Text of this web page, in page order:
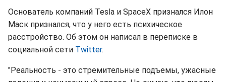
Основатель компаний Tesla и SpaceX признался Илон
Маск признался, что у него есть психическое
расстройство. Об этом он написал в переписке в
социальной сети Twitter.
"Реальность - это стремительные подъемы, ужасные